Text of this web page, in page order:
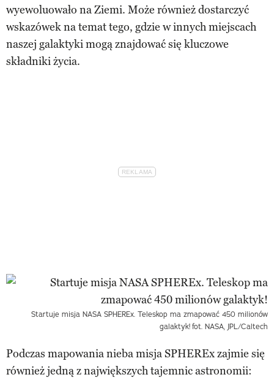
wyewoluowało na Ziemi. Może również dostarczyć
wskazówek na temat tego, gdzie w innych miejscach
naszej galaktyki mogą znajdować się kluczowe
składniki życia.
Startuje misja NASA SPHEREx. Teleskop ma zmapować 450 milionów
galaktyk! fot. NASA, JPL/Caltech
Podczas mapowania nieba misja SPHEREx zajmie się
również jedną z największych tajemnic astronomii: